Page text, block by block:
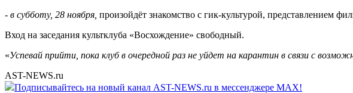
- в субботу, 28 ноября, произойдёт знакомство с гик-культурой, представлением
Вход на заседания культклуба «Восхождение» свободный.
«Успевай прийти, пока клуб в очередной раз не уйдет на карантин в связи с
AST-NEWS.ru
Подписывайтесь на новый канал AST-NEWS.ru в мессенджере MAX!